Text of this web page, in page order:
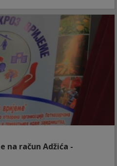
na račun Adžića -